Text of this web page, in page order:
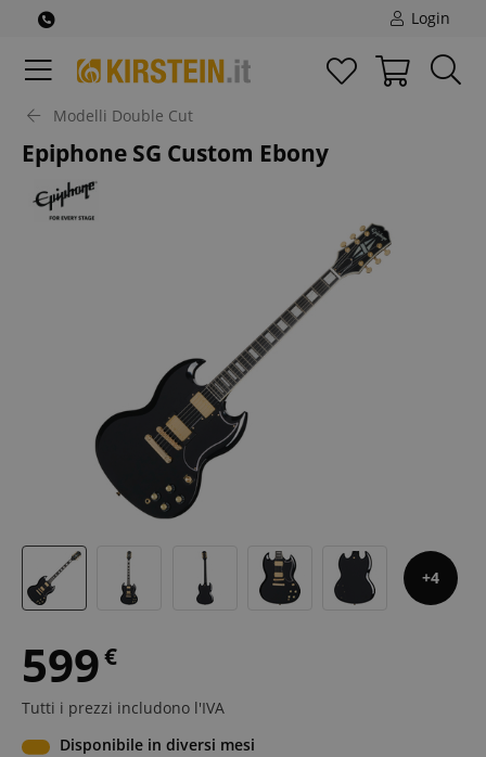
Login
Modelli Double Cut
Epiphone SG Custom Ebony
4
599€
Tutti i prezzi includono l'IVA
Disponibile in diversi mesi